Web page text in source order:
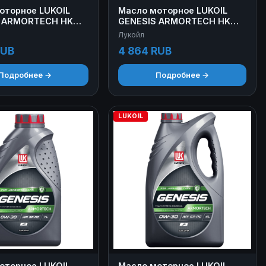
LUKOIL
HK
→
Масло моторное LUKOIL
GENESIS ARMORTECH HK
5W-30 4+1 л
Лукойл
4 864 RUB
Подробнее →
LUKOIL